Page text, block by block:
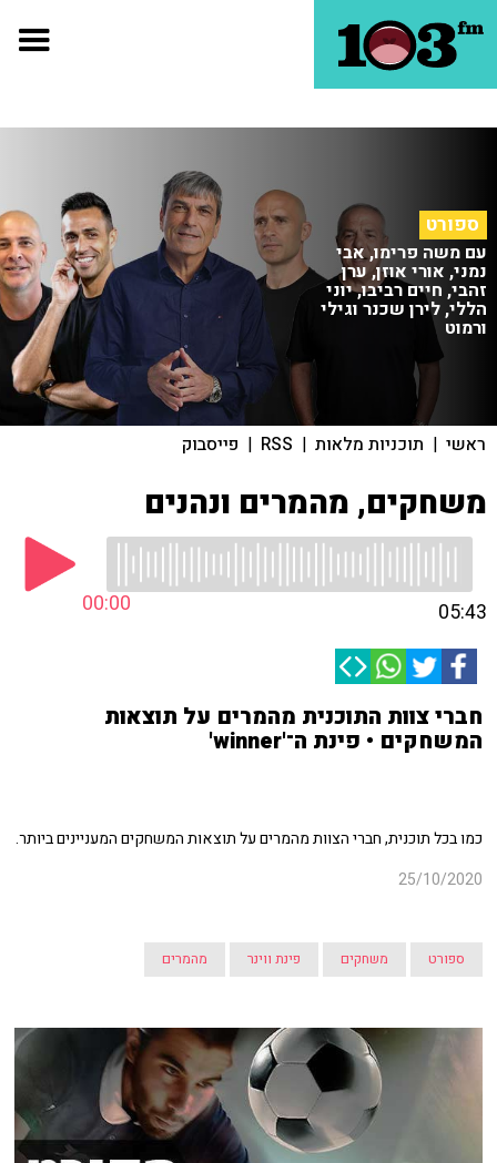
ספורט
עם משה פרימו, אבי
נמני, אורי אוזן, ערן
זהבי, חיים רביבו, יוני
הללי, לירן שכנר וגילי
ורמוט
ראשי | תוכניות מלאות |
RSS
| פייסבוק
משחקים, מהמרים ונהנים
00:00 05:43
חברי צוות התוכנית מהמרים על תוצאות
המשחקים • פינת ה־'winner'
כמו בכל תוכנית, חברי הצוות מהמרים על תוצאות המשחקים המעניינים ביותר.
25/10/2020
ספורט משחקים פינת ווינר מהמרים